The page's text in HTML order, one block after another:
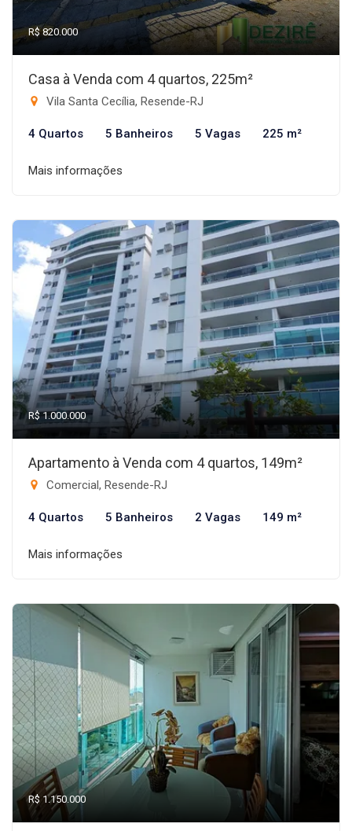
R$ 820.000
Casa à Venda com 4 quartos, 225m²
Vila Santa Cecília, Resende-RJ
4 Quartos 5 Banheiros 5 Vagas 225 m²
Mais informações
R$ 1.000.000
Apartamento à Venda com 4 quartos, 149m²
Comercial, Resende-RJ
4 Quartos 5 Banheiros 2 Vagas 149 m²
Mais informações
R$ 1.150.000